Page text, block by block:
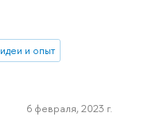
идеи и опыт
6 февраля, 2023 г.